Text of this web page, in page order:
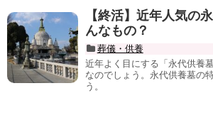
【終活】近年人気の
んなもの？
葬儀・供養
近年よく目にする「永代供養
なのでしょう。永代供養墓の
う。